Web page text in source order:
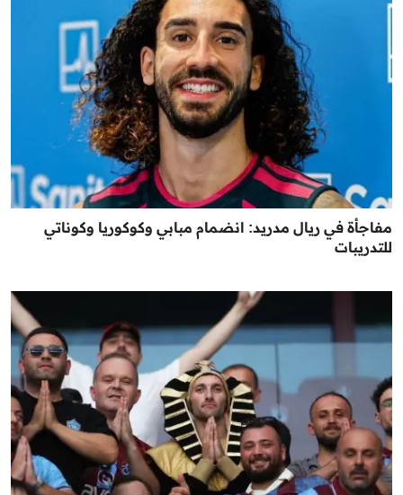
مفاجأة في ريال مدريد: انضمام مبابي وكوكوريا وكوناتي
للتدريبات